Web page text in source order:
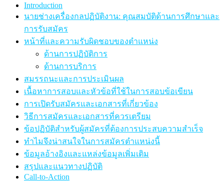
Introduction
นายช่างเครื่องกลปฏิบัติงาน: คุณสมบัติด้านการศึกษาและ
การรับสมัคร
หน้าที่และความรับผิดชอบของตำแหน่ง
ด้านการปฏิบัติการ
ด้านการบริการ
สมรรถนะและการประเมินผล
เนื้อหาการสอบและหัวข้อที่ใช้ในการสอบข้อเขียน
การเปิดรับสมัครและเอกสารที่เกี่ยวข้อง
วิธีการสมัครและเอกสารที่ควรเตรียม
ข้อปฏิบัติสำหรับผู้สมัครที่ต้องการประสบความสำเร็จ
ทำไมจึงน่าสนใจในการสมัครตำแหน่งนี้
ข้อมูลอ้างอิงและแหล่งข้อมูลเพิ่มเติม
สรุปและแนวทางปฏิบัติ
Call-to-Action